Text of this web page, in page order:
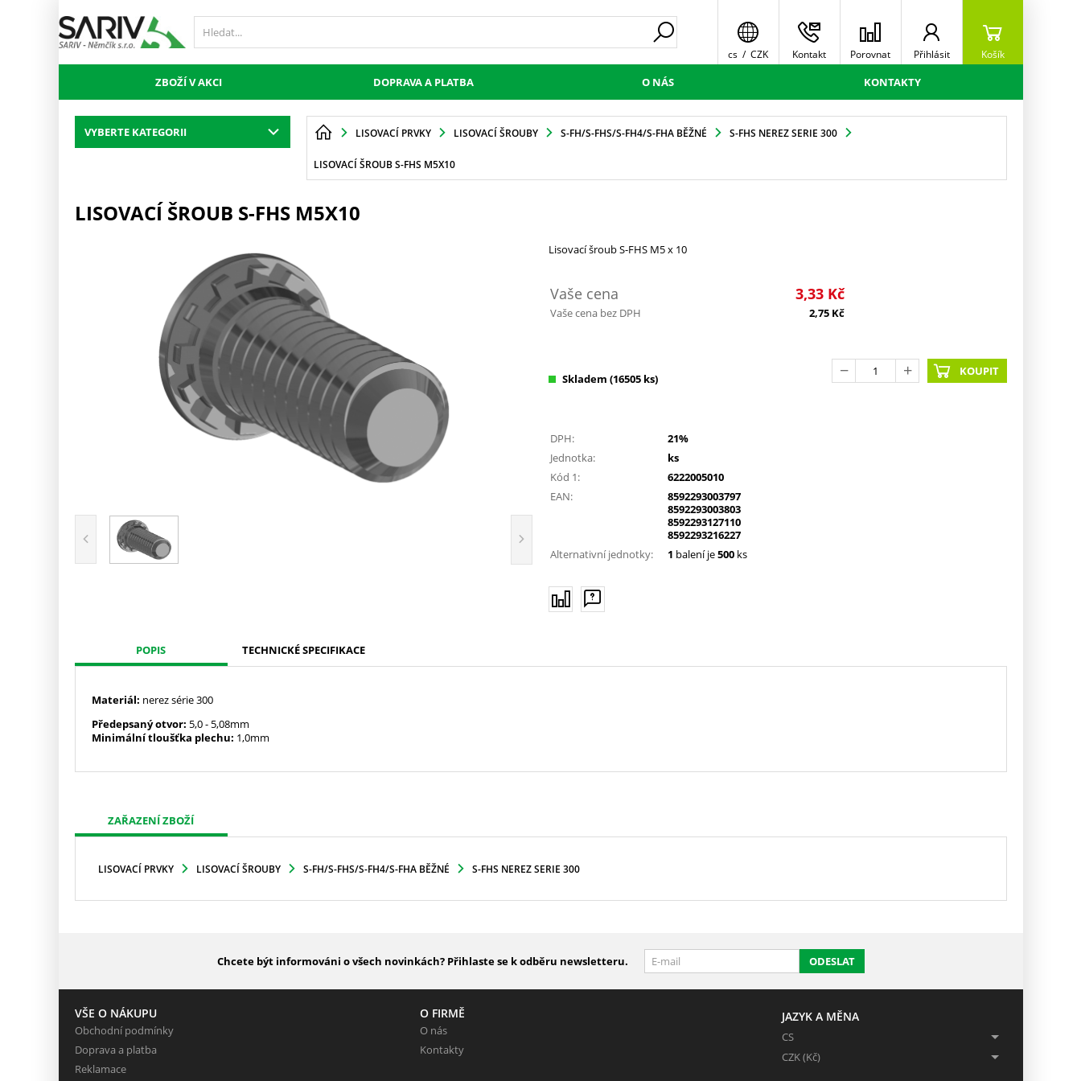
cs / CZK Kontakt Porovnat Přihlásit Košík
ZBOŽÍ V AKCI DOPRAVA A PLATBA O NÁS KONTAKTY
VYBERTE KATEGORII LISOVACÍ PRVKY LISOVACÍ ŠROUBY S-FH/S-FHS/S-FH4/S-FHA BĚŽNÉ S-FHS NEREZ SERIE 300
LISOVACÍ ŠROUB S-FHS M5X10
LISOVACÍ ŠROUB S-FHS M5X10
Lisovací šroub S-FHS M5 x 10
Vaše cena 3,33 Kč
Vaše cena bez DPH 2,75 Kč
Skladem (16505 ks)
KOUPIT
DPH:
21%
Jednotka:
ks
Kód 1:
6222005010
EAN:
8592293003797
8592293003803
8592293127110
8592293216227
Alternativní jednotky:
1 balení je500 ks
POPIS TECHNICKÉ SPECIFIKACE
Materiál: nerez série 300
Předepsaný otvor: 5,0- 5,08mm
Minimální tloušťka plechu: 1,0mm
ZAŘAZENÍ ZBOŽÍ
LISOVACÍ PRVKY LISOVACÍ ŠROUBY S-FH/S-FHS/S-FH4/S-FHA BĚŽNÉ S-FHS NEREZ SERIE 300
Chcete být informováni o všech novinkách? Přihlaste se k odběru newsletteru. ODESLAT
VŠE O NÁKUPU
Obchodní podmínky
Doprava a platba
Reklamace
O FIRMĚ
O nás
Kontakty
JAZYK A MĚNA
CS
CZK (Kč)